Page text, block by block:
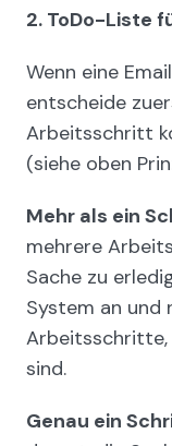
2. ToDo-Liste
Wenn eine
entscheide
Arbeitsschritt
(siehe oben
Mehr als ein
mehrere
Sache zu
System an und
Arbeitsschritte,
sind.
Genau ein